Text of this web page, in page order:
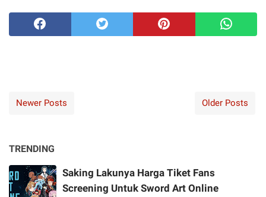
Newer Posts Older Posts
TRENDING
Saking Lakunya Harga Tiket Fans
Screening Untuk Sword Art Online